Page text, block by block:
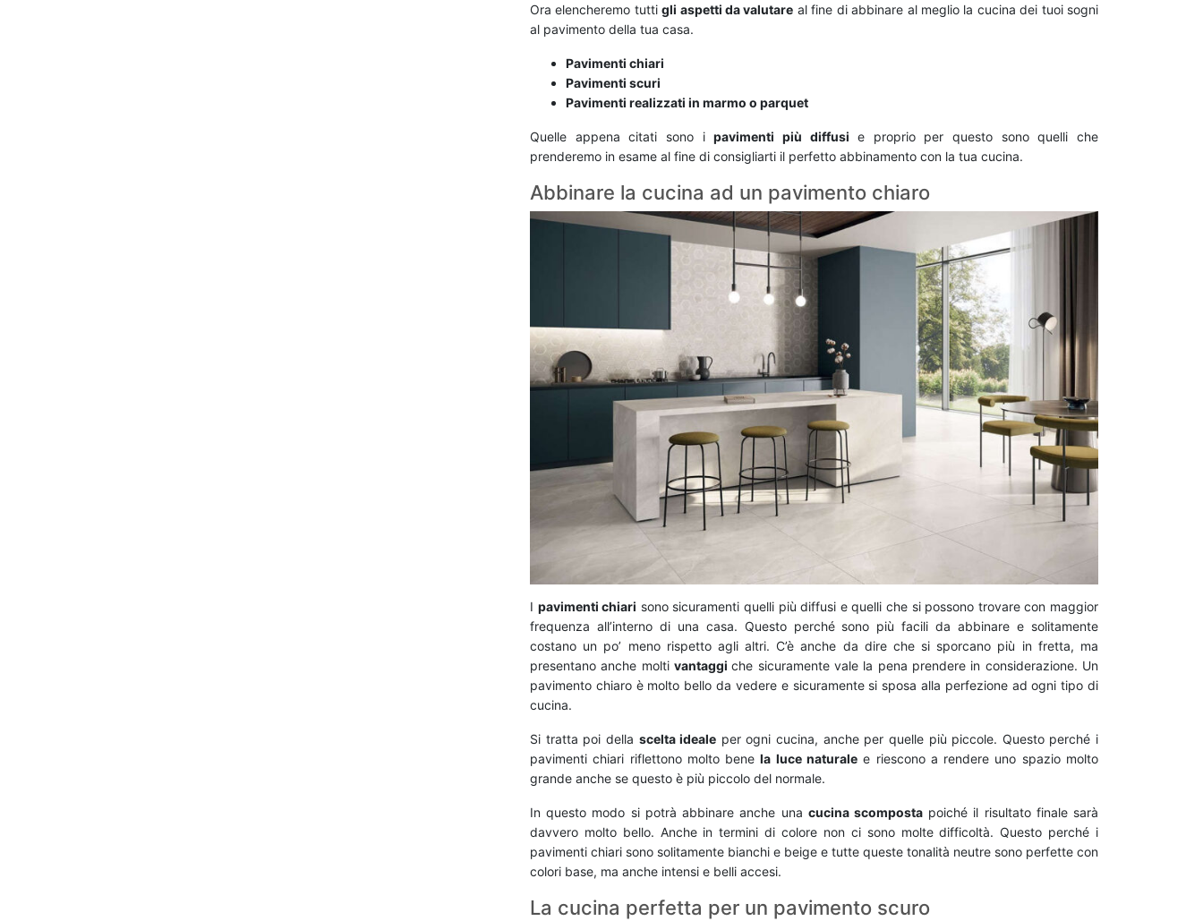
Ora elencheremo tuttigli aspetti da valutare al fine di abbinare al meglio la cucina dei tuoi sogni
al pavimento della tua casa.
Pavimenti chiari
Pavimenti scuri
Pavimenti realizzati in marmo o parquet
Quelle appena citati sono ipavimenti più diffusi e proprio per questo sono quelli che
prenderemo in esame al fine di consigliarti il perfetto abbinamento con la tua cucina.
Abbinare la cucina ad un pavimento chiaro
I pavimenti chiari sono sicuramenti quelli più diffusi e quelli che si possono trovare con maggior
frequenza all’interno di una casa. Questo perché sono più facili da abbinare e solitamente
costano un po’ meno rispetto agli altri. C’è anche da dire che si sporcano più in fretta, ma
presentano anche molti vantaggiche sicuramente vale la pena prendere in considerazione. Un
pavimento chiaro è molto bello da vedere e sicuramente si sposa alla perfezione ad ogni tipo di
cucina.
Si tratta poi della scelta ideale per ogni cucina, anche per quelle più piccole. Questo perché i
pavimenti chiari riflettono molto benela luce naturale e riescono a rendere uno spazio molto
grande anche se questo è più piccolo del normale.
In questo modo si potrà abbinare anche una cucina scompostapoiché il risultato finale sarà
davvero molto bello. Anche in termini di colore non ci sono molte difficoltà. Questo perché i
pavimenti chiari sono solitamente bianchi e beige e tutte queste tonalità neutre sono perfette con
colori base, ma anche intensi e belli accesi.
La cucina perfetta per un pavimento scuro